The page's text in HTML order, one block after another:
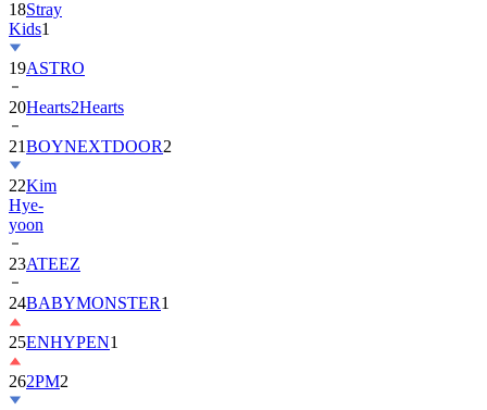
19ASTRO
20Hearts2Hearts
21BOYNEXTDOOR
22Kim
Hye-
yoon
23ATEEZ
24BABYMONSTER
25ENHYPEN1
262PM2
27ILLIT